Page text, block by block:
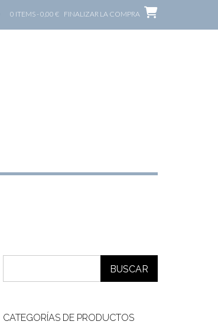
0 ITEMS - 0,00 € FINALIZAR LA COMPRA
BUSCAR
CATEGORÍAS DE PRODUCTOS